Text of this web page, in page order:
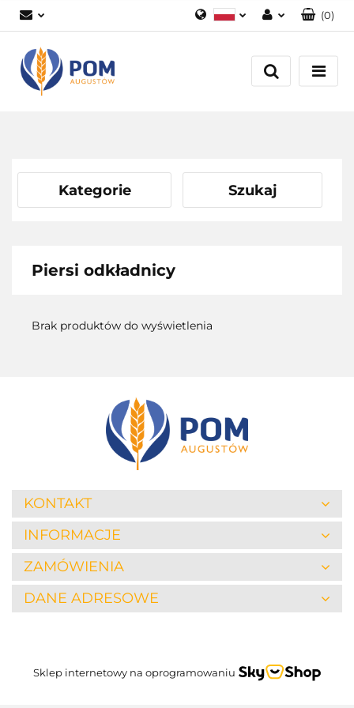
Zaloguj się
Załóż konto
(0)
Kategorie Szukaj
Piersi odkładnicy
Brak produktów do wyświetlenia
KONTAKT
INFORMACJE
ZAMÓWIENIA
DANE ADRESOWE
Sklep internetowy na oprogramowaniu